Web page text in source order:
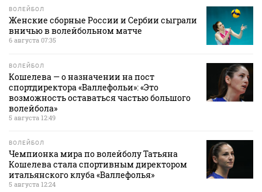
ВОЛЕЙБОЛ
Женские сборные России и Сербии сыграли
вничью в волейбольном матче
6 августа 07:35
ВОЛЕЙБОЛ
Кошелева — о назначении на пост
спортдиректора «Валлефольи»: «Это
возможность оставаться частью большого
волейбола»
5 августа 12:49
ВОЛЕЙБОЛ
Чемпионка мира по волейболу Татьяна
Кошелева стала спортивным директором
итальянского клуба «Валлефолья»
5 августа 12:24